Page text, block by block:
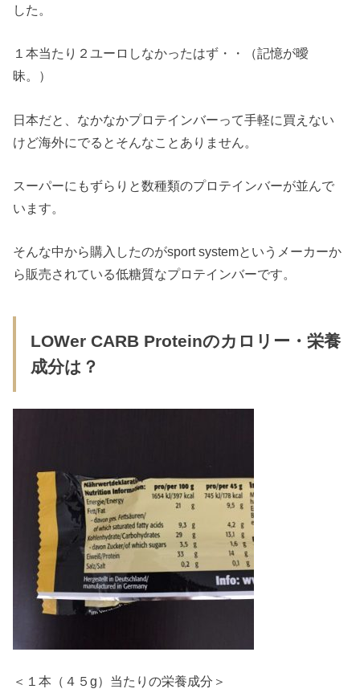
した。
１本当たり２ユーロしなかったはず・・（記憶が曖
昧。）
日本だと、なかなかプロテインバーって手軽に買えない
けど海外にでるとそんなことありません。
スーパーにもずらりと数種類のプロテインバーが並んで
います。
そんな中から購入したのがsport systemというメーカーか
ら販売されている低糖質なプロテインバーです。
LOWer CARB Proteinのカロリー・栄養
成分は？
＜１本（４５g）当たりの栄養成分＞